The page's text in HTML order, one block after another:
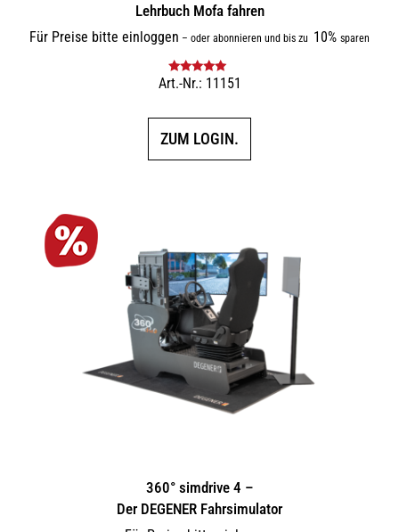
Lehrbuch Mofa fahren
Für Preise bitte einloggen – oder abonnieren und bis zu 10% sparen
Bewertet mit
Art.-Nr.: 11151
ZUM LOGIN.
360° simdrive 4 –
Der DEGENER Fahrsimulator